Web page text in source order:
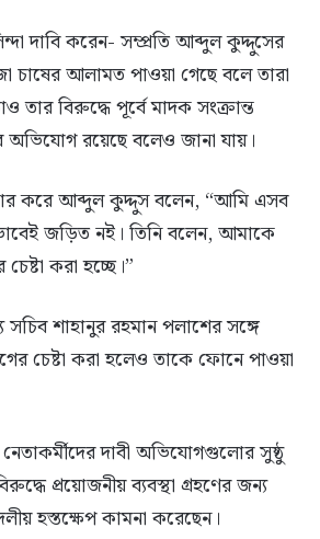
দাবি করেন- সম্প্রতি আব্দুল কুদ্দুসের
চাষের আলামত পাওয়া গেছে বলে তারা
তার বিরুদ্ধে পূর্বে মাদক সংক্রান্ত
রয়েছে বলেও জানা যায়।
করে আব্দুল কুদ্দুস বলেন, “আমি এসব
জড়িত নই। তিনি বলেন, আমাকে
করা হচ্ছে।”
শাহানুর রহমান পলাশের সঙ্গে
চেষ্টা করা হলেও তাকে ফোনে পাওয়া
দাবী অভিযোগগুলোর সুষ্ঠু
প্রয়োজনীয় ব্যবস্থা গ্রহণের জন্য
হস্তক্ষেপ কামনা করেছেন।